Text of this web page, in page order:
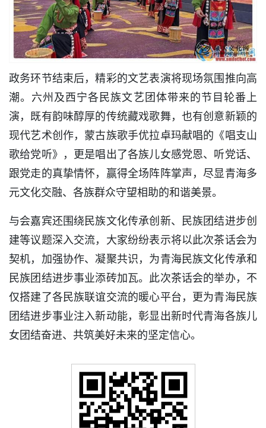
政务环节结束后，精彩的文艺表演将现场氛围推向高
潮。六州及西宁各民族文艺团体带来的节目轮番上
演，既有韵味醇厚的传统藏戏歌舞，也有创意新颖的
现代艺术创作，蒙古族歌手优拉卓玛献唱的《唱支山
歌给党听》，更是唱出了各族儿女感党恩、听党话、
跟党走的真挚情怀，赢得全场阵阵掌声，尽显青海多
元文化交融、各族群众守望相助的和谐美景。
与会嘉宾还围绕民族文化传承创新、民族团结进步创
建等议题深入交流，大家纷纷表示将以此次茶话会为
契机，加强协作、凝聚共识，为青海民族文化传承和
民族团结进步事业添砖加瓦。此次茶话会的举办，不
仅搭建了各民族联谊交流的暖心平台，更为青海民族
团结进步事业注入新动能，彰显出新时代青海各族儿
女团结奋进、共筑美好未来的坚定信心。